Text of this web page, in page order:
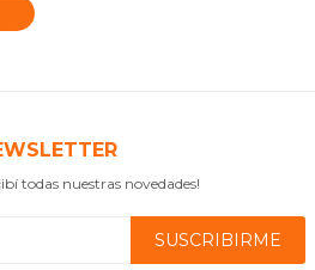
todas nuestras novedades!
SUSCRIBIRME